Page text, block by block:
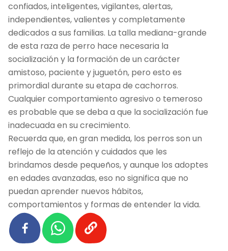
confiados, inteligentes, vigilantes, alertas,
independientes, valientes y completamente
dedicados a sus familias. La talla mediana-grande
de esta raza de perro hace necesaria la
socialización y la formación de un carácter
amistoso, paciente y juguetón, pero esto es
primordial durante su etapa de cachorros.
Cualquier comportamiento agresivo o temeroso
es probable que se deba a que la socialización fue
inadecuada en su crecimiento.
Recuerda que, en gran medida, los perros son un
reflejo de la atención y cuidados que les
brindamos desde pequeños, y aunque los adoptes
en edades avanzadas, eso no significa que no
puedan aprender nuevos hábitos,
comportamientos y formas de entender la vida.